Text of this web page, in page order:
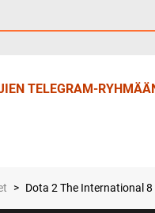
TELEGRAM-
> Dota 2 The International